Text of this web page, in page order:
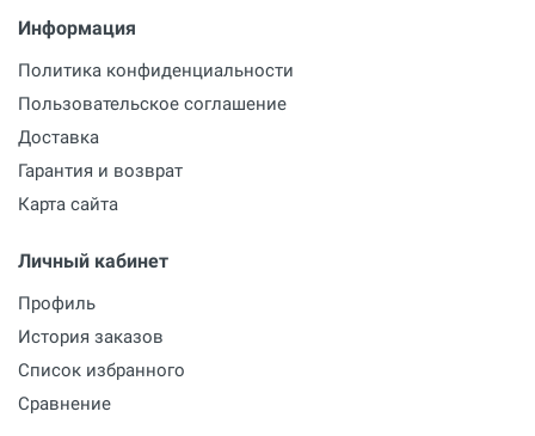
Информация
Политика конфиденциальности
Пользовательское соглашение
Доставка
Гарантия и возврат
Карта сайта
Личный кабинет
Профиль
История заказов
Список избранного
Сравнение